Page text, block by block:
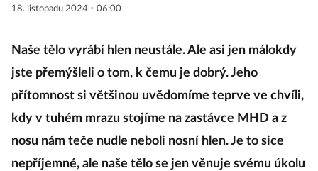
18. listopadu 2024 · 06:00
Naše tělo vyrábí hlen neustále. Ale asi jen málokdy
jste přemýšleli o tom, k čemu je dobrý. Jeho
přítomnost si většinou uvědomíme teprve ve chvíli,
kdy v tuhém mrazu stojíme na zastávce MHD a z
nosu nám teče nudle neboli nosní hlen. Je to sice
nepříjemné, ale naše tělo se jen věnuje svému úkolu